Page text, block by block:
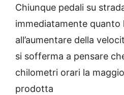
Chiunque pedali su
immediatamente
all’aumentare della
si sofferma a pensare
chilometri orari la
prodotta